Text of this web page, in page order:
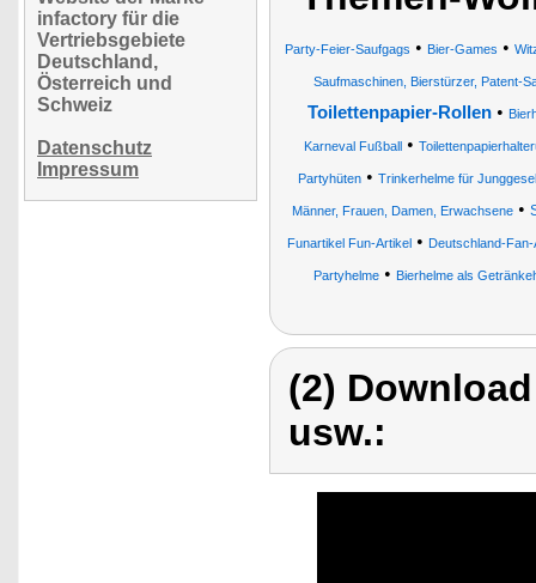
infactory für die
Vertriebsgebiete
Deutschland,
Österreich und
Schweiz
Datenschutz
Impressum
Party-Feier-Saufgags • Bier-Games •
Saufmaschinen, Bierstürzer, Patent-
Toilettenpapier-Rollen•
Karneval Fußball •
Partyhüten • Trinkerhelme für
Männer, Frauen, Damen, Erwachsene •
Funartikel Fun-Artikel • Deutschland-Fan-
Partyhelme• Bierhelme als
(2)
usw.: